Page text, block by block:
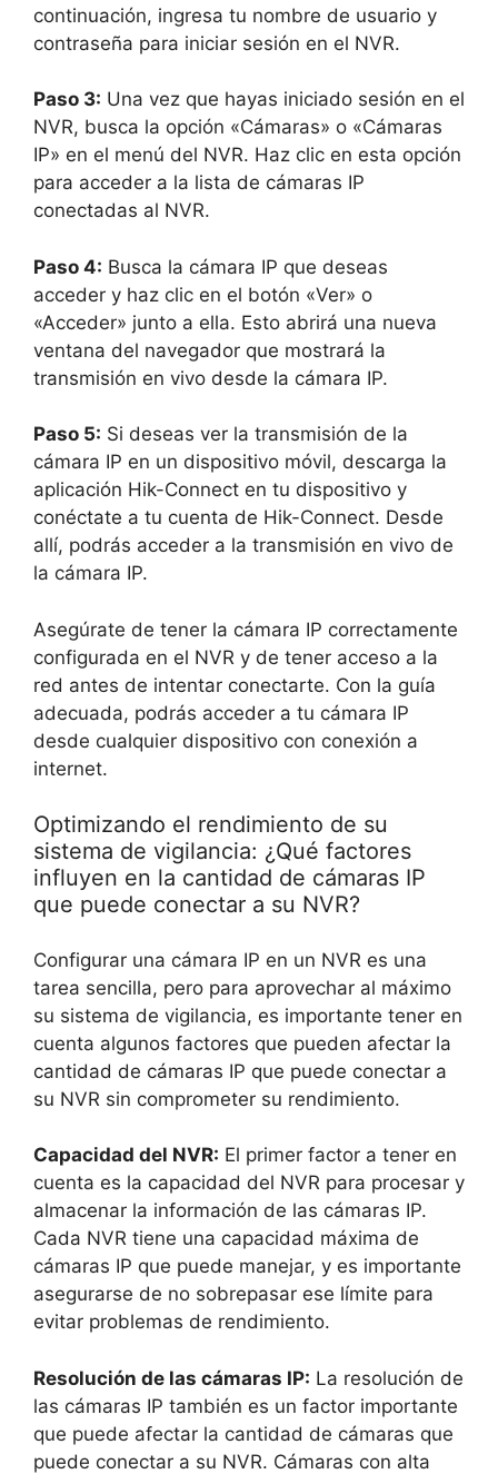
continuación, ingresa tu nombre de usuario y
contraseña para iniciar sesión en el NVR.
Paso 3: Una vez que hayas iniciado sesión en el
NVR, busca la opción «Cámaras» o «Cámaras
IP» en el menú del NVR. Haz clic en esta opción
para acceder a la lista de cámaras IP
conectadas al NVR.
Paso 4: Busca la cámara IP que deseas
acceder y haz clic en el botón «Ver» o
«Acceder» junto a ella. Esto abrirá una nueva
ventana del navegador que mostrará la
transmisión en vivo desde la cámara IP.
Paso 5: Si deseas ver la transmisión de la
cámara IP en un dispositivo móvil, descarga la
aplicación Hik-Connect en tu dispositivo y
conéctate a tu cuenta de Hik-Connect. Desde
allí, podrás acceder a la transmisión en vivo de
la cámara IP.
Asegúrate de tener la cámara IP correctamente
configurada en el NVR y de tener acceso a la
red antes de intentar conectarte. Con la guía
adecuada, podrás acceder a tu cámara IP
desde cualquier dispositivo con conexión a
internet.
Optimizando el rendimiento de su
sistema de vigilancia: ¿Qué factores
influyen en la cantidad de cámaras IP
que puede conectar a su NVR?
Configurar una cámara IP en un NVR es una
tarea sencilla, pero para aprovechar al máximo
su sistema de vigilancia, es importante tener en
cuenta algunos factores que pueden afectar la
cantidad de cámaras IP que puede conectar a
su NVR sin comprometer su rendimiento.
Capacidad del NVR: El primer factor a tener en
cuenta es la capacidad del NVR para procesar y
almacenar la información de las cámaras IP.
Cada NVR tiene una capacidad máxima de
cámaras IP que puede manejar, y es importante
asegurarse de no sobrepasar ese límite para
evitar problemas de rendimiento.
Resolución de las cámaras IP: La resolución de
las cámaras IP también es un factor importante
que puede afectar la cantidad de cámaras que
puede conectar a su NVR. Cámaras con alta